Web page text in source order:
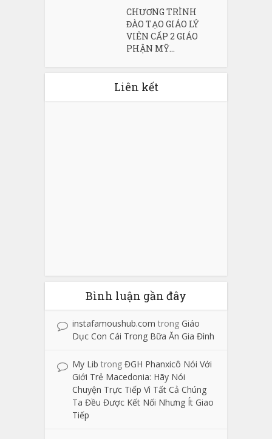
CHƯƠNG TRÌNH
ĐÀO TẠO GIÁO LÝ
VIÊN CẤP 2 GIÁO
PHẬN MỸ...
Liên kết
Bình luận gần đây
instafamoushub.com trong Giáo
Dục Con Cái Trong Bữa Ăn Gia Đình
My Lib trong ĐGH Phanxicô Nói Với
Giới Trẻ Macedonia: Hãy Nói
Chuyện Trực Tiếp Vì Tất Cả Chúng
Ta Đều Được Kết Nối Nhưng Ít Giao
Tiếp